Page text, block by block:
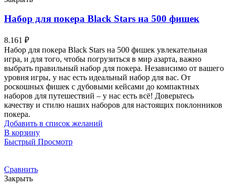
Набор для покера Black Stars на 500 фишек
8.161 ₽
Набор для покера Black Stars на 500 фишек увлекательная
игра, и для того, чтобы погрузиться в мир азарта, важно
выбрать правильный набор для покера. Независимо от вашего
уровня игры, у нас есть идеальный набор для вас. От
роскошных фишек с дубовыми кейсами до компактных
наборов для путешествий – у нас есть всё! Доверьтесь
качеству и стилю наших наборов для настоящих поклонников
покера.
Добавить в список желаний
В корзину
Быстрый Просмотр
Сравнить
Закрыть